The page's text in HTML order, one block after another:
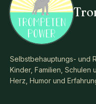
Selbstbehauptungs- und
Kinder, Familien, Schulen
Herz, Humor und